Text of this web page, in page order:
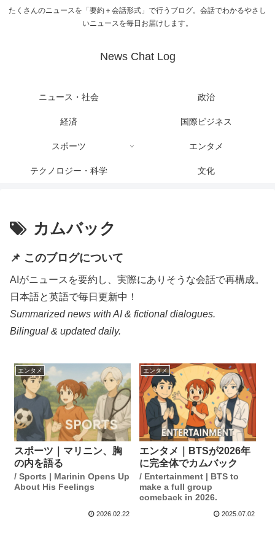
たくさんのニュースを「要約＋会話形式」で行うブログ。会話でわかるやさし
いニュースを毎日お届けします。
News Chat Log
ニュース・社会 政治
経済 国際ビジネス
スポーツ エンタメ
テクノロジー・科学 文化
カムバック
📌 このブログについて
AIがニュースを要約し、実際にありそうな会話で再構成。
日本語と英語で毎日更新中！
Summarized news with AI & fictional dialogues.
Bilingual & updated daily.
エンタメ
スポーツ｜マリニン、胸
の内を語る
/ Sports | Marinin Opens Up
About His Feelings
2026.02.22
エンタメ
エンタメ｜BTSが2026年
に完全体でカムバック
/ Entertainment | BTS to
make a full group
comeback in 2026.
2025.07.02